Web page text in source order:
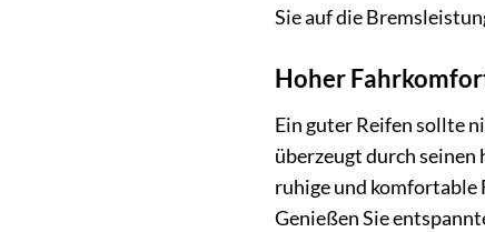
Sie auf die
Hoher
Ein guter Reifen sollte
überzeugt durch
ruhige und komfortable
Genießen Sie